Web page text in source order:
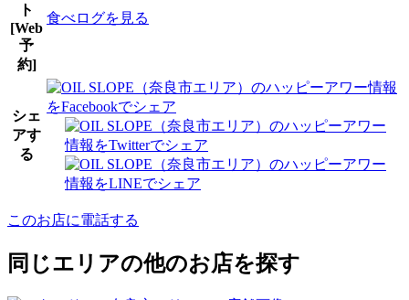
ト
[Web
予
約]
食べログを見る
シェ
アす
る
このお店に電話する
同じエリアの他のお店を探す